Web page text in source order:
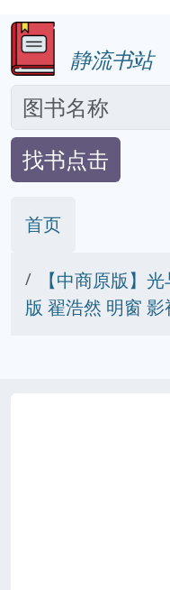
静流书站
找书点击
首页
【中商原版】
版 翟浩然 明窗 影